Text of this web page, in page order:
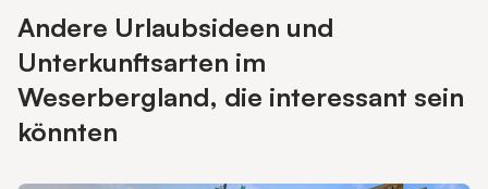
Andere Urlaubsideen und
Unterkunftsarten im
Weserbergland, die interessant sein
könnten